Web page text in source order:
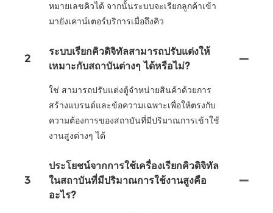
หมายเลขคิวได้ จากนั้นระบบจะเรียกลูกค้าเข้า
มายังเคาน์เตอร์บริการเมื่อถึงคิว
2
ระบบเรียกคิวดิจิทัลสามารถปรับแต่งให้
เหมาะกับสถาบันต่างๆ ได้หรือไม่?
ใช่ สามารถปรับแต่งตู้จำหน่ายสินค้าด้วยการ
สร้างแบรนด์และข้อความเฉพาะเพื่อให้ตรงกับ
ความต้องการของสถาบันที่มีปริมาณการเข้าใช้
งานสูงต่างๆ ได้
3
ประโยชน์จากการใช้เครื่องเรียกคิวดิจิทัล
ในสถาบันที่มีปริมาณการใช้งานสูงคือ
อะไร?